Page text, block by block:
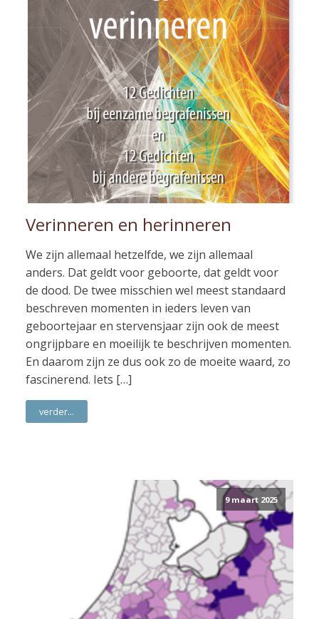
Verinneren en herinneren
We zijn allemaal hetzelfde, we zijn allemaal
anders. Dat geldt voor geboorte, dat geldt voor
de dood. De twee misschien wel meest standaard
beschreven momenten in ieders leven van
geboortejaar en stervensjaar zijn ook de meest
ongrijpbare en moeilijk te beschrijven momenten.
En daarom zijn ze dus ook zo de moeite waard, zo
fascinerend. Iets […]
verder...
9 maart 2025